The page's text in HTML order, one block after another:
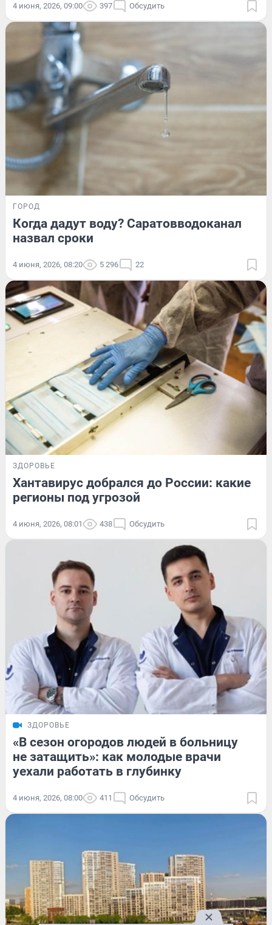
4 июня, 2026, 09:00 397 Обсудить
ГОРОД
Когда дадут воду? Саратовводоканал
назвал сроки
4 июня, 2026, 08:20 5 296 22
ЗДОРОВЬЕ
Хантавирус добрался до России: какие
регионы под угрозой
4 июня, 2026, 08:01 438 Обсудить
ЗДОРОВЬЕ
«В сезон огородов людей в больницу
не затащить»: как молодые врачи
уехали работать в глубинку
4 июня, 2026, 08:00 411 Обсудить